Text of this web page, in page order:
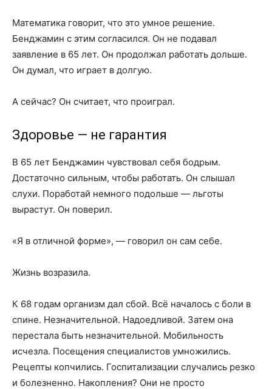
Математика говорит, что это умное решение.
Бенджамин с этим согласился. Он не подавал
заявление в 65 лет. Он продолжал работать дольше.
Он думал, что играет в долгую.
А сейчас? Он считает, что проиграл.
Здоровье — не гарантия
В 65 лет Бенджамин чувствовал себя бодрым.
Достаточно сильным, чтобы работать. Он слышал
слухи. Поработай немного подольше — льготы
вырастут. Он поверил.
«Я в отличной форме», — говорил он сам себе.
Жизнь возразила.
К 68 годам организм дал сбой. Всё началось с боли в
спине. Незначительной. Надоедливой. Затем она
перестала быть незначительной. Мобильность
исчезла. Посещения специалистов умножились.
Рецепты копчились. Госпитализации случались резко
и болезненно. Накопления? Они не просто